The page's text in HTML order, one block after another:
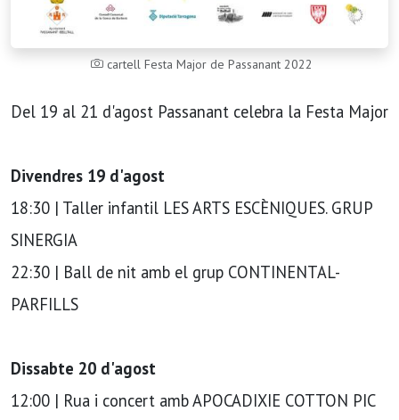
cartell Festa Major de Passanant 2022
Del 19 al 21 d'agost Passanant celebra la Festa Major
Divendres 19 d'agost
18:30 | Taller infantil LES ARTS ESCÈNIQUES. GRUP
SINERGIA
22:30 | Ball de nit amb el grup CONTINENTAL-
PARFILLS
Dissabte 20 d'agost
12:00 | Rua i concert amb APOCADIXIE COTTON PIC